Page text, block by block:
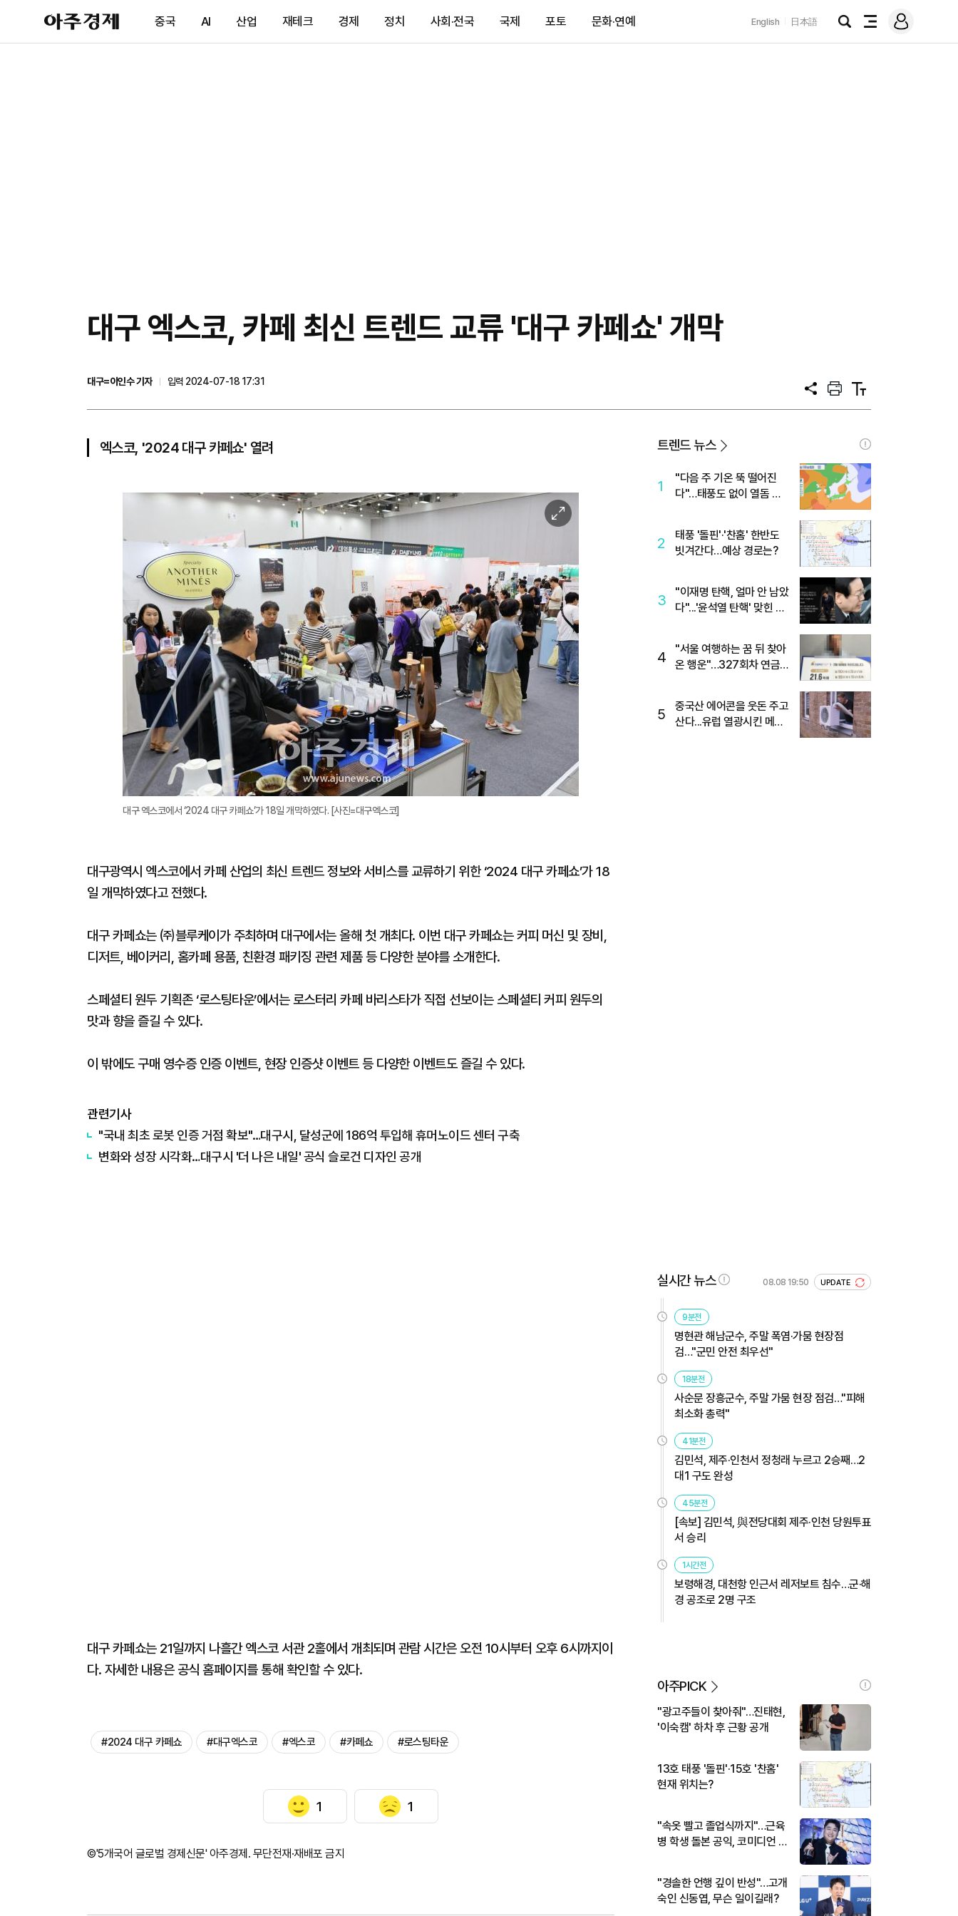
아
주
제
중국 AI 산업 재테크 경제 정치 사회·전국 국제 포토 문화·연예 English 日本語
검
전
메
그
대구 엑스코, 카페 최신 트렌드 교류 '대구 카페쇼' 개막
대구=이인수 기자
입력 2024-07-18 17:31
공
프
트
텍
트
엑스코, '2024 대구 카페쇼' 열려
이
미
확
대
대구 엑스코에서 ‘2024 대구 카페쇼’가 18일 개막하였다. [사진=대구엑스코]
대구광역시 엑스코에서 카페 산업의 최신 트렌드 정보와 서비스를 교류하기 위한 ‘2024 대구 카페쇼’가 18
일 개막하였다고 전했다.
대구 카페쇼는 ㈜블루케이가 주최하며 대구에서는 올해 첫 개최다. 이번 대구 카페쇼는 커피 머신 및 장비,
디저트, 베이커리, 홈카페 용품, 친환경 패키징 관련 제품 등 다양한 분야를 소개한다.
스페셜티 원두 기획존 ‘로스팅타운’에서는 로스터리 카페 바리스타가 직접 선보이는 스페셜티 커피 원두의
맛과 향을 즐길 수 있다.
이 밖에도 구매 영수증 인증 이벤트, 현장 인증샷 이벤트 등 다양한 이벤트도 즐길 수 있다.
관련기사
"국내 최초 로봇 인증 거점 확보"…대구시, 달성군에 186억 투입해 휴머노이드 센터 구축
변화와 성장 시각화…대구시 '더 나은 내일' 공식 슬로건 디자인 공개
대구 카페쇼는 21일까지 나흘간 엑스코 서관 2홀에서 개최되며 관람 시간은 오전 10시부터 오후 6시까지이
다. 자세한 내용은 공식 홈페이지를 통해 확인할 수 있다.
#2024 대구 카페쇼 #대구엑스코 #엑스코 #카페쇼 #로스팅타운
1 1
©'5개국어 글로벌 경제신문' 아주경제. 무단전재·재배포 금지
트렌드 뉴스
1
"다음 주 기온 뚝 떨어진
다"…태풍도 없이 열돔 박
2
태풍 '돌핀'·'찬홈' 한반도
빗겨간다…예상 경로는?
3
"이재명 탄핵, 얼마 안 남았
다"...'윤석열 탄핵' 맞힌 무
4
"서울 여행하는 꿈 뒤 찾아
온 행운"…327회차 연금
5
중국산 에어콘을 웃돈 주고
산다...유럽 열광시킨 메이
실시간 뉴스 08.08 19:50 UPDATE
9분전
명현관 해남군수, 주말 폭염·가뭄 현장점
검…"군민 안전 최우선"
18분전
사순문 장흥군수, 주말 가뭄 현장 점검…"피해
최소화 총력"
41분전
김민석, 제주·인천서 정청래 누르고 2승째…2
대1 구도 완성
45분전
[속보] 김민석, 與전당대회 제주·인천 당원투표
서 승리
1시간전
보령해경, 대천항 인근서 레저보트 침수…군·해
경 공조로 2명 구조
아주PICK
"광고주들이 찾아줘"…진태현,
'이숙캠' 하차 후 근황 공개
13호 태풍 '돌핀'·15호 '찬홈'
현재 위치는?
"속옷 빨고 졸업식까지"…근육
병 학생 돌본 공익, 코미디언 김
"경솔한 언행 깊이 반성"…고개
숙인 신동엽, 무슨 일이길래?